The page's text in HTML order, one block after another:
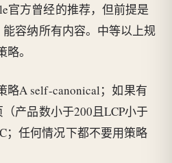
官方曾经的推荐，但前提是
容纳所有内容。中等以上规
。
略A self-canonical；如果有
产品数小于200且LCP小于
；任何情况下都不要用策略